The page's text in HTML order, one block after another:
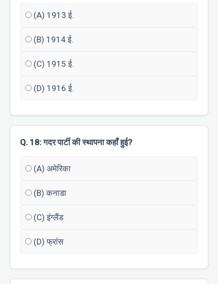
(A) 1913 ई.
(B) 1914 ई.
(C) 1915 ई.
(D) 1916 ई.
Q. 18: गदर पार्टी की स्थापना कहाँ हुई?
(A) अमेरिका
(B) कनाडा
(C) इंग्लैंड
(D) फ्रांस